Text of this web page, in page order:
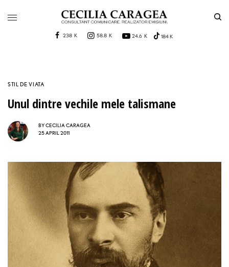
238 K 58.8 K 24.6 K 184 K
STIL DE VIATA
Unul dintre vechile mele talismane
BYCECILIA CARAGEA
25 APRIL 2011